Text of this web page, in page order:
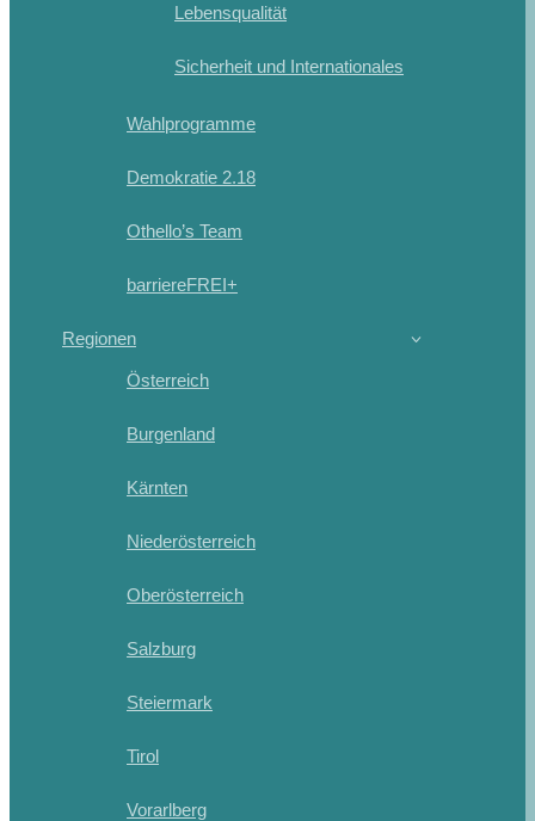
Lebensqualität
Sicherheit und Internationales
Wahlprogramme
Demokratie 2.18
Othello’s Team
barriereFREI+
Regionen
Österreich
Burgenland
Kärnten
Niederösterreich
Oberösterreich
Salzburg
Steiermark
Tirol
Vorarlberg